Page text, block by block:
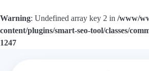
Warning: Undefined array key 2 in /www/
content/plugins/smart-seo-tool/classes/
1247